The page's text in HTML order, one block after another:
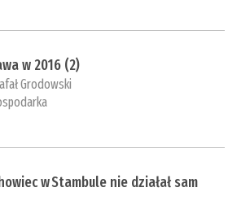
w 2016 (2)
Grodowski
w Stambule nie działał sam